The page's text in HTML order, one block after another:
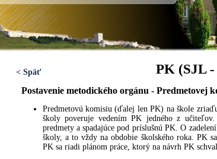
< Späť PK (SJL
Postavenie metodického orgánu - Predmetovej
Predmetovú komisiu (ďalej len PK) na škole
školy poveruje vedením PK jedného z
predmety a spadajúce pod príslušnú PK. O
školy, a to vždy na obdobie školského roka. PK
PK sa riadi plánom práce, ktorý na návrh PK